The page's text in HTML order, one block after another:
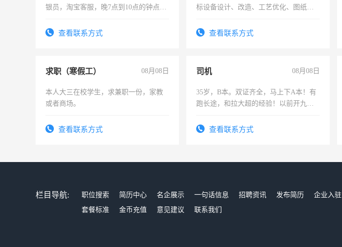
银员，淘宝客服，晚7点到10点的钟点
号同微信查看联系方式
标设备设计、改造、工艺优化、图纸制
结识有识之士，共享未来。
查看联系方式
求职（寒假工） 08月08日
本人大三在校学生，求兼职一份，家教
或者商场。
查看联系方式
司机 08月08日
35岁，B本。双证齐全，马上下A本！有
跑长途，和拉大超的经验！以前开九米
查看联系方式
栏目导航: 职位搜索 简历中心 名企展示 一句话信息 招聘资讯 发布简历 企业入驻
套餐标准
金币充值 意见建议 联系我们